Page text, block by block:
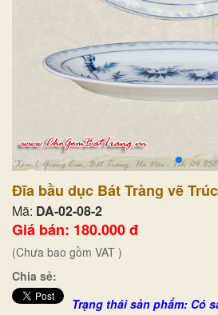
Đĩa bầu dục Bát Tràng vẽ
Mã: DA-02-08-2
Giá bán: 180.000 đ
(Chưa bao gồm VAT )
Chia sẻ:
Trạng thái sản phẩm: Có